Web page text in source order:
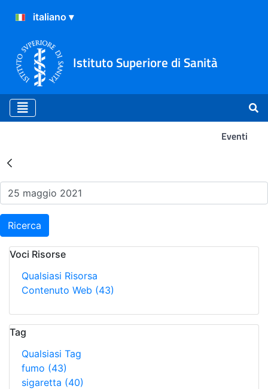
Istituto Superiore di Sanità
Eventi
Risultati della Ricerca -
Ricerca
Voci Risorse
Qualsiasi Risorsa
Contenuto Web (43)
Tag
Qualsiasi Tag
fumo (43)
sigaretta (40)